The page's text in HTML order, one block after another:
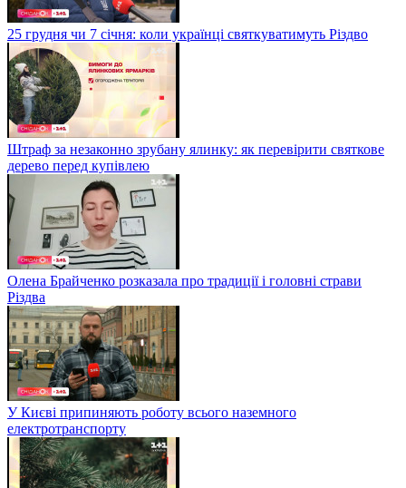
25 грудня чи 7 січня: коли українці святкуватимуть Різдво
Штраф за незаконно зрубану ялинку: як перевірити святкове
дерево перед купівлею
Олена Брайченко розказала про традиції і головні страви
Різдва
У Києві припиняють роботу всього наземного
електротранспорту